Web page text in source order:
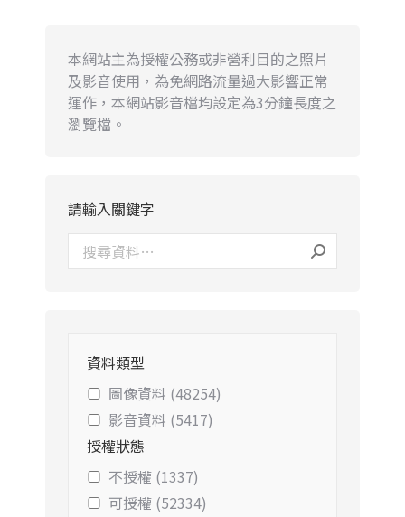
本網站主為授權公務或非營利目的之照片
及影音使用，為免網路流量過大影響正常
運作，本網站影音檔均設定為3分鐘長度之
瀏覽檔。
請輸入關鍵字
資料類型
圖像資料 (48254)
影音資料 (5417)
授權狀態
不授權 (1337)
可授權 (52334)